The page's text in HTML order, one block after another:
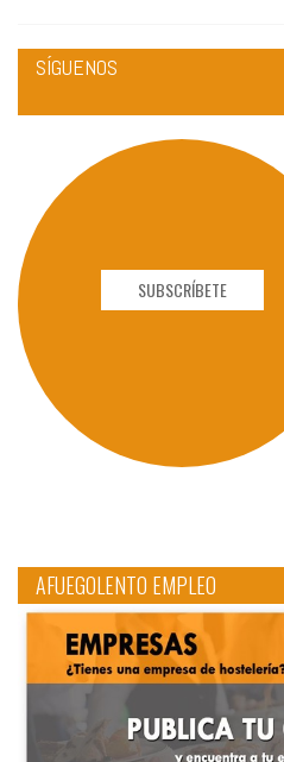
SÍGUENOS
SUBSCRÍBETE
AFUEGOLENTO EMPLEO